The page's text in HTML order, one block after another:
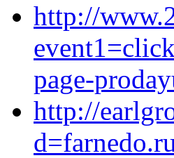
http://
page-
http://